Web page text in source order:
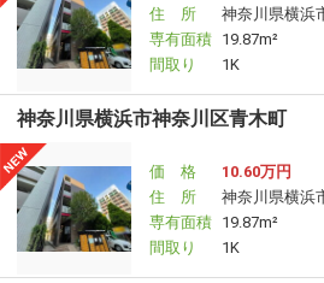
住 所
神奈川県横浜
専有面積 19.87m²
間取り
1K
神奈川県横浜市神奈川区青木町
価 格
10.60万円
住 所
神奈川県横浜
専有面積 19.87m²
間取り
1K